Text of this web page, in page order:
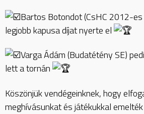
Bartos Botondot (CsHC 2012-
legjobb kapusa díjat nyerte el
Varga Ádám (Budatétény SE)
lett a tornán
Köszönjük vendégeinknek, hogy
meghívásunkat és játékukkal